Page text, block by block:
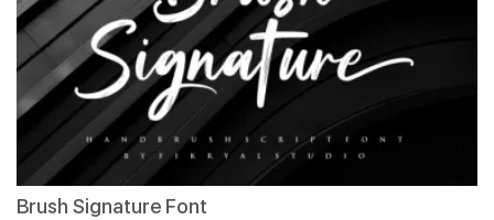
Brush Signature Font